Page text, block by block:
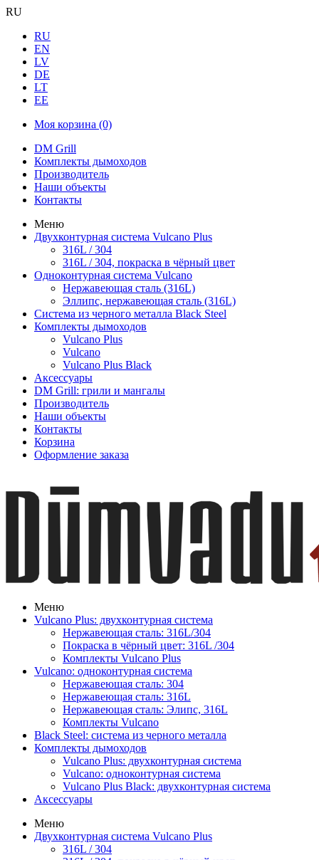
RU
RU
EN
LV
DE
LT
EE
Моя корзина (0)
DM Grill
Комплекты дымоходов
Производитель
Наши объекты
Контакты
Меню
Двухконтурная система Vulcano Plus
316L / 304
316L / 304, покраска в чёрный цвет
Одноконтурная система Vulcano
Нержавеющая сталь (316L)
Эллипс, нержавеющая сталь (316L)
Система из черного металла Black Steel
Комплекты дымоходов
Vulcano Plus
Vulcano
Vulcano Plus Black
Аксессуары
DM Grill: грили и мангалы
Производитель
Наши объекты
Контакты
Корзина
Оформление заказа
Меню
Vulcano Plus: двухконтурная система
Нержавеющая сталь: 316L/304
Покраска в чёрный цвет: 316L /304
Комплекты Vulcano Plus
Vulcano: одноконтурная система
Нержавеющая сталь: 304
Нержавеющая сталь: 316L
Нержавеющая сталь: Элипс, 316L
Комплекты Vulcano
Black Steel: система из черного металла
Комплекты дымоходов
Vulcano Plus: двухконтурная система
Vulcano: одноконтурная система
Vulcano Plus Black: двухконтурная система
Аксессуары
Меню
Двухконтурная система Vulcano Plus
316L / 304